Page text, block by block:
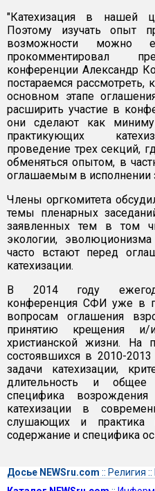
"Катехизация в нашей
Поэтому изучать
возможности
прокомментировал
конференции Александр
постараемся рассмотреть,
основном этапе
расширить участие в
они сделают как
практикующих
проведение трех секций,
обменяться опытом, в
оглашаемым в исполнении
Члены оргкомитета
темы пленарных
заявленных тем в том
экологии,
часто встают перед
катехизации.
В 2014 году
конференция СФИ уже в
вопросам оглашения
принятию крещения и/
христианской жизни. На
состоявшихся в 2010-
задачи катехизации,
длительность и
специфика возрождения
катехизации в
слушающих и практика
содержание и специфика
Досье NEWSru.com :: Религия ::